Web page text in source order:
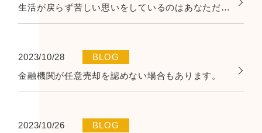
生活が戻らず苦しい思いをしているのはあなただけではありません。
2023/10/28
BLOG
金融機関が任意売却を認めない場合もあります。
2023/10/26
BLOG